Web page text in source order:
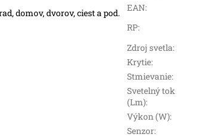
domov, dvorov, ciest a pod.
EAN:
RP:
Zdroj svetla:
Krytie:
Stmievanie:
Svetelný tok
(Lm):
Výkon (W):
Senzor: